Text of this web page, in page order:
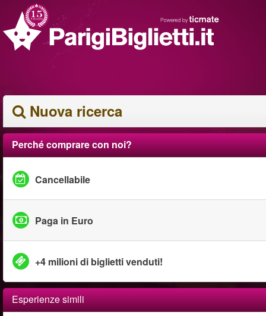
Nuova ricerca
Perché comprare con noi?
Cancellabile
Paga in Euro
+4 milioni di biglietti venduti!
Esperienze simili